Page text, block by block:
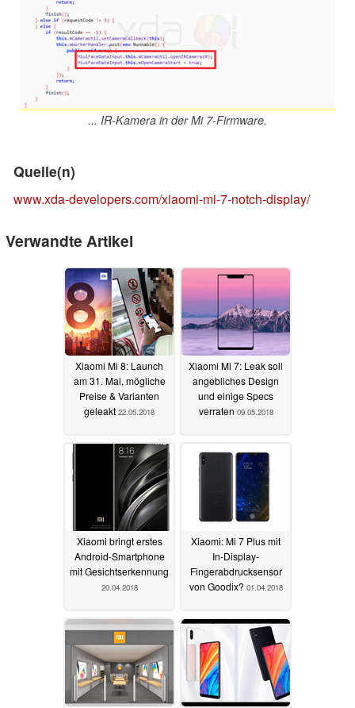
... IR-Kamera in der Mi 7-Firmware.
Quelle(n)
www.xda-developers.com/xiaomi-mi-7-notch-display/
Verwandte Artikel
Xiaomi Mi 8: Launch
am 31. Mai, mögliche
Preise & Varianten
geleakt 22.05.2018
Xiaomi Mi 7: Leak soll
angebliches Design
und einige Specs
verraten 09.05.2018
Xiaomi bringt erstes
Android-Smartphone
mit Gesichtserkennung
20.04.2018
Xiaomi: Mi 7 Plus mit
In-Display-
Fingerabdrucksensor
von Goodix? 01.04.2018